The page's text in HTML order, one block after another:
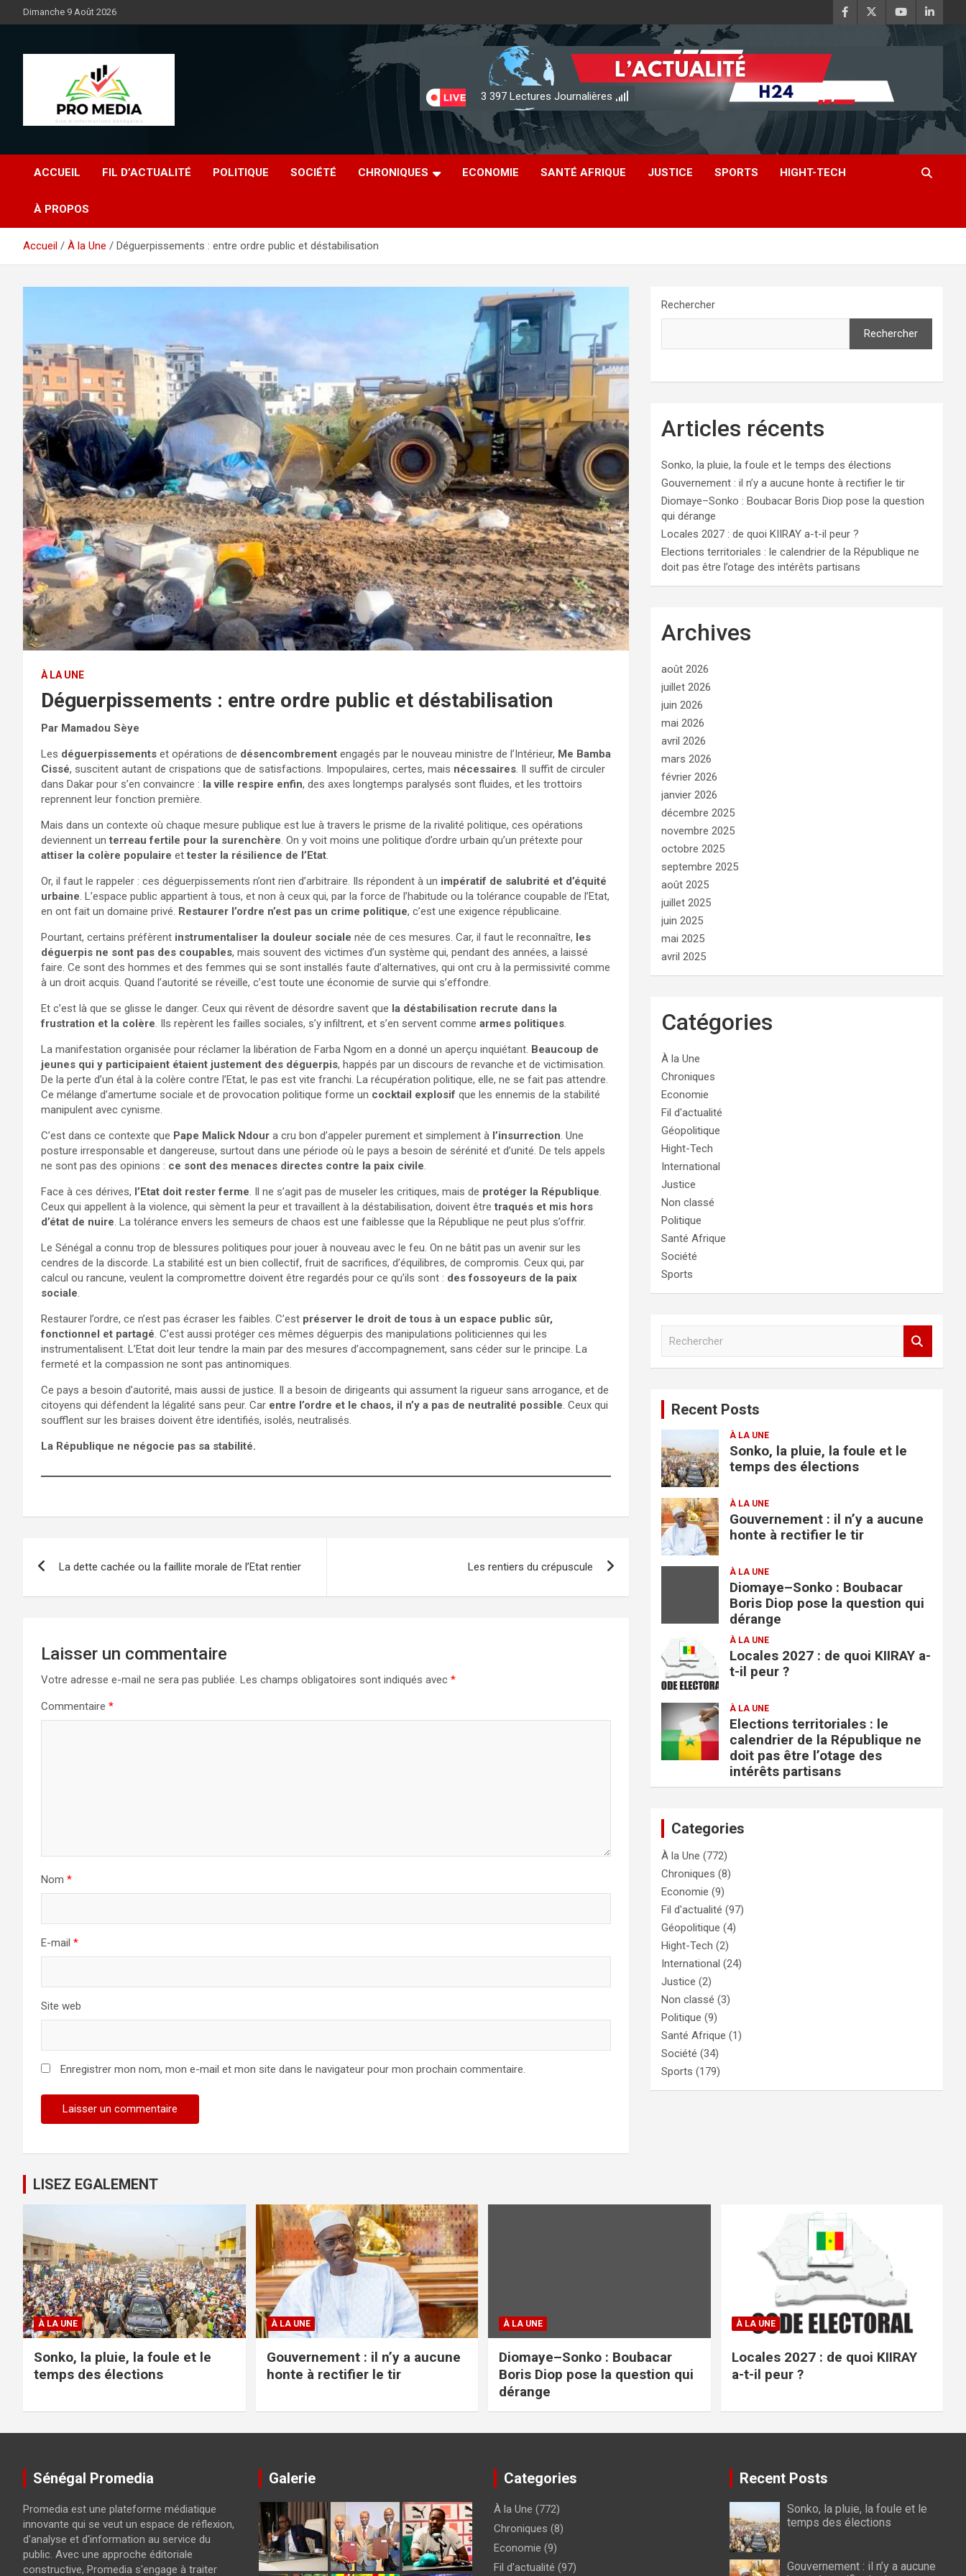
au
Dimanche 9 Août 2026
3 397Lectures Journalières
ACCUEIL FIL D’ACTUALITÉ POLITIQUE SOCIÉTÉ CHRONIQUES ECONOMIE SANTÉ AFRIQUE JUSTICE SPORTS HIGHT-TECH
À PROPOS
Accueil À la Une Déguerpissements : entre ordre public et déstabilisation
À LA UNE
Déguerpissements : entre ordre public et déstabilisation
Par Mamadou Sèye
Les déguerpissements et opérations de désencombrement engagés par le nouveau ministre de l’Intérieur, Me Bamba
Cissé, suscitent autant de crispations que de satisfactions. Impopulaires, certes, mais nécessaires. Il suffit de circuler
dans Dakar pour s’en convaincre : la ville respire enfin, des axes longtemps paralysés sont fluides, et les trottoirs
reprennent leur fonction première.
Mais dans un contexte où chaque mesure publique est lue à travers le prisme de la rivalité politique, ces opérations
deviennent unterreau fertile pour la surenchère. On y voit moins une politique d’ordre urbain qu’un prétexte pour
attiser la colère populaire ettester la résilience de l’Etat.
Or, il faut le rappeler : ces déguerpissements n’ont rien d’arbitraire. Ils répondent à un impératif de salubrité et d’équité
urbaine. L’espace public appartient à tous, et non à ceux qui, par la force de l’habitude ou la tolérance coupable de l’Etat,
en ont fait un domaine privé. Restaurer l’ordre n’est pas un crime politique, c’est une exigence républicaine.
Pourtant, certains préfèrent instrumentaliser la douleur sociale née de ces mesures. Car, il faut le reconnaître, les
déguerpis ne sont pas des coupables, mais souvent des victimes d’un système qui, pendant des années, a laissé
faire. Ce sont des hommes et des femmes qui se sont installés faute d’alternatives, qui ont cru à la permissivité comme
à un droit acquis. Quand l’autorité se réveille, c’est toute une économie de survie qui s’effondre.
Et c’est là que se glisse le danger. Ceux qui rêvent de désordre savent que la déstabilisation recrute dans la
frustration et la colère. Ils repèrent les failles sociales, s’y infiltrent, et s’en servent comme armes politiques.
La manifestation organisée pour réclamer la libération de Farba Ngom en a donné un aperçu inquiétant. Beaucoup de
jeunes qui y participaient étaient justement des déguerpis, happés par un discours de revanche et de victimisation.
De la perte d’un étal à la colère contre l’Etat, le pas est vite franchi. La récupération politique, elle, ne se fait pas attendre.
Ce mélange d’amertume sociale et de provocation politique forme un cocktail explosif que les ennemis de la stabilité
manipulent avec cynisme.
C’est dans ce contexte que Pape Malick Ndour a cru bon d’appeler purement et simplement à l’insurrection. Une
posture irresponsable et dangereuse, surtout dans une période où le pays a besoin de sérénité et d’unité. De tels appels
ne sont pas des opinions : ce sont des menaces directes contre la paix civile.
Face à ces dérives, l’Etat doit rester ferme. Il ne s’agit pas de museler les critiques, mais de protéger la République.
Ceux qui appellent à la violence, qui sèment la peur et travaillent à la déstabilisation, doivent êtretraqués et mis hors
d’état de nuire. La tolérance envers les semeurs de chaos est une faiblesse que la République ne peut plus s’offrir.
Le Sénégal a connu trop de blessures politiques pour jouer à nouveau avec le feu. On ne bâtit pas un avenir sur les
cendres de la discorde. La stabilité est un bien collectif, fruit de sacrifices, d’équilibres, de compromis. Ceux qui, par
calcul ou rancune, veulent la compromettre doivent être regardés pour ce qu’ils sont : des fossoyeurs de la paix
sociale.
Restaurer l’ordre, ce n’est pas écraser les faibles. C’est préserver le droit de tous à un espace public sûr,
fonctionnel et partagé. C’est aussi protéger ces mêmes déguerpis des manipulations politiciennes qui les
instrumentalisent. L’Etat doit leur tendre la main par des mesures d’accompagnement, sans céder sur le principe. La
fermeté et la compassion ne sont pas antinomiques.
Ce pays a besoin d’autorité, mais aussi de justice. Il a besoin de dirigeants qui assument la rigueur sans arrogance, et de
citoyens qui défendent la légalité sans peur. Car entre l’ordre et le chaos, il n’y a pas de neutralité possible. Ceux qui
soufflent sur les braises doivent être identifiés, isolés, neutralisés.
La République ne négocie pas sa stabilité.
La dette cachée ou la faillite morale de l’Etat rentier Les rentiers du crépuscule
Laisser un commentaire
Votre adresse e-mail ne sera pas publiée. Les champs obligatoires sont indiqués avec *
Commentaire *
Nom *
E-mail *
Site web
Enregistrer mon nom, mon e-mail et mon site dans le navigateur pour mon prochain commentaire.
Rechercher
Rechercher
Articles récents
Sonko, la pluie, la foule et le temps des élections
Gouvernement : il n’y a aucune honte à rectifier le tir
Diomaye–Sonko : Boubacar Boris Diop pose la question
qui dérange
Locales 2027 : de quoi KIIRAY a-t-il peur ?
Elections territoriales : le calendrier de la République ne
doit pas être l’otage des intérêts partisans
Archives
août 2026
juillet 2026
juin 2026
mai 2026
avril 2026
mars 2026
février 2026
janvier 2026
décembre 2025
novembre 2025
octobre 2025
septembre 2025
août 2025
juillet 2025
juin 2025
mai 2025
avril 2025
Catégories
À la Une
Chroniques
Economie
Fil d'actualité
Géopolitique
Hight-Tech
International
Justice
Non classé
Politique
Santé Afrique
Société
Sports
c
e
r
Recent Posts
À LA UNE
Sonko, la pluie, la foule et le
temps des élections
À LA UNE
Gouvernement : il n’y a aucune
honte à rectifier le tir
À LA UNE
Diomaye–Sonko : Boubacar
Boris Diop pose la question qui
dérange
À LA UNE
Locales 2027 : de quoi KIIRAY a-
t-il peur ?
À LA UNE
Elections territoriales : le
calendrier de la République ne
doit pas être l’otage des
intérêts partisans
Categories
À la Une (772)
Chroniques (8)
Economie (9)
Fil d'actualité (97)
Géopolitique (4)
Hight-Tech (2)
International (24)
Justice (2)
Non classé (3)
Politique (9)
Santé Afrique (1)
Société (34)
Sports (179)
LISEZ EGALEMENT
À LA UNE
Sonko, la pluie, la foule et le
temps des élections
À LA UNE
Gouvernement : il n’y a aucune
honte à rectifier le tir
À LA UNE
Diomaye–Sonko : Boubacar
Boris Diop pose la question qui
dérange
À LA UNE
Locales 2027 : de quoi KIIRAY
a-t-il peur ?
Sénégal Promedia
Promedia est une plateforme médiatique
innovante qui se veut un espace de réflexion,
d'analyse et d'information au service du
public. Avec une approche éditoriale
constructive, Promedia s'engage à traiter
Galerie Categories
À la Une (772)
Chroniques (8)
Economie (9)
Fil d'actualité (97)
Recent Posts
Sonko, la pluie, la foule et le
temps des élections
Gouvernement : il n’y a aucune